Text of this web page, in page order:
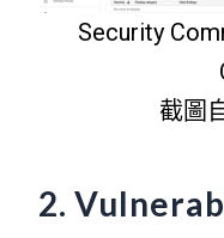
Security
截圖
2.